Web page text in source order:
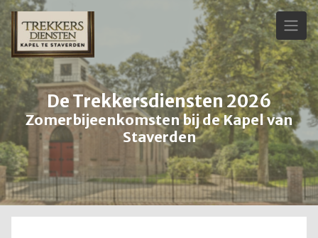
Skip
to
content
De Trekkersdiensten 2026
Zomerbijeenkomsten bij de Kapel van
Staverden